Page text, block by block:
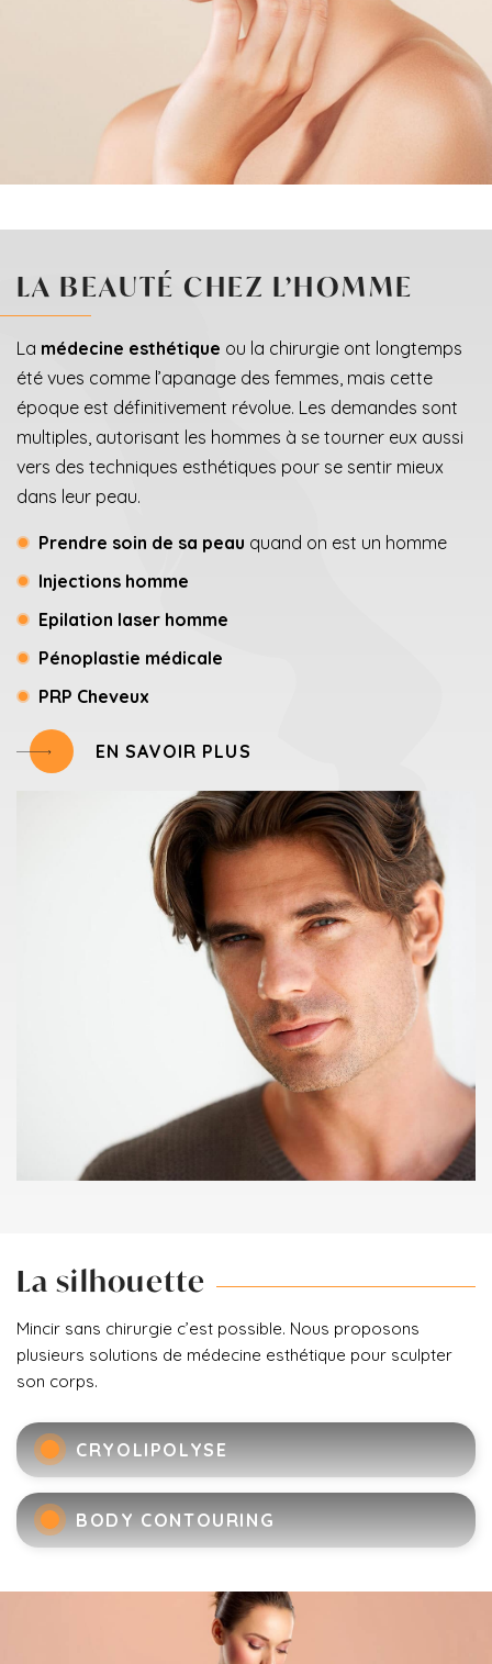
LA BEAUTÉ CHEZ L’HOMME
La médecine esthétique ou la chirurgie ont longtemps
été vues comme l’apanage des femmes, mais cette
époque est définitivement révolue. Les demandes sont
multiples, autorisant les hommes à se tourner eux aussi
vers des techniques esthétiques pour se sentir mieux
dans leur peau.
Prendre soin de sa peau quand on est un homme
Injections homme
Epilation laser homme
Pénoplastie médicale
PRP Cheveux
EN SAVOIR PLUS
La silhouette
Mincir sans chirurgie c’est possible. Nous proposons
plusieurs solutions de médecine esthétique pour sculpter
son corps.
CRYOLIPOLYSE
BODY CONTOURING